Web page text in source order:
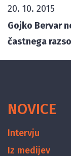
20. 10. 2015
Gojko Bervar
častnega
NOVICE
Intervju
Iz medijev